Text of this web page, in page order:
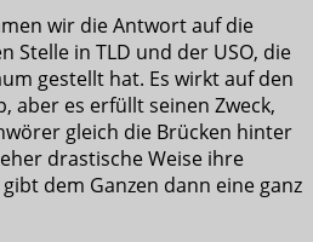
wir die Antwort auf die
Stelle in TLD und der USO, die
gestellt hat. Es wirkt auf den
aber es erfüllt seinen Zweck,
gleich die Brücken hinter
drastische Weise ihre
dem Ganzen dann eine ganz